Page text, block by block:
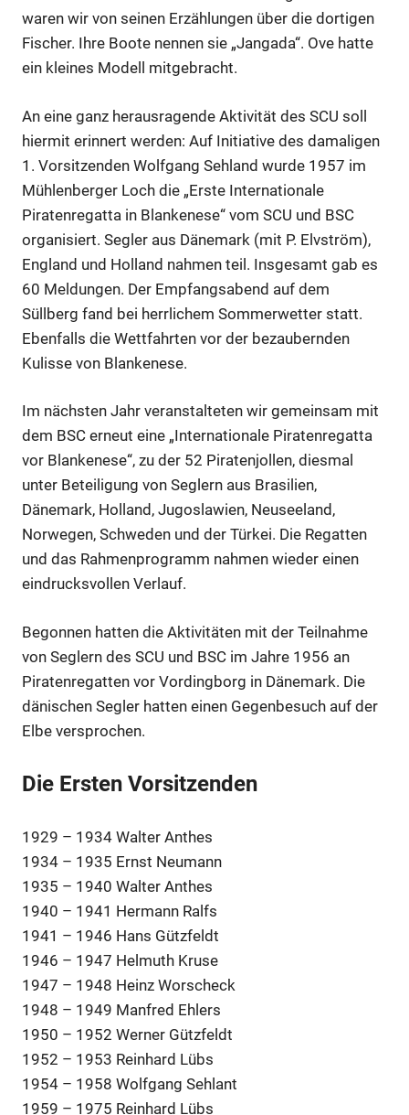
waren wir von seinen Erzählungen über die dortigen
Fischer. Ihre Boote nennen sie „Jangada“. Ove hatte
ein kleines Modell mitgebracht.
An eine ganz herausragende Aktivität des SCU soll
hiermit erinnert werden: Auf Initiative des damaligen
1. Vorsitzenden Wolfgang Sehland wurde 1957 im
Mühlenberger Loch die „Erste Internationale
Piratenregatta in Blankenese“ vom SCU und BSC
organisiert. Segler aus Dänemark (mit P. Elvström),
England und Holland nahmen teil. Insgesamt gab es
60 Meldungen. Der Empfangsabend auf dem
Süllberg fand bei herrlichem Sommerwetter statt.
Ebenfalls die Wettfahrten vor der bezaubernden
Kulisse von Blankenese.
Im nächsten Jahr veranstalteten wir gemeinsam mit
dem BSC erneut eine „Internationale Piratenregatta
vor Blankenese“, zu der 52 Piratenjollen, diesmal
unter Beteiligung von Seglern aus Brasilien,
Dänemark, Holland, Jugoslawien, Neuseeland,
Norwegen, Schweden und der Türkei. Die Regatten
und das Rahmenprogramm nahmen wieder einen
eindrucksvollen Verlauf.
Begonnen hatten die Aktivitäten mit der Teilnahme
von Seglern des SCU und BSC im Jahre 1956 an
Piratenregatten vor Vordingborg in Dänemark. Die
dänischen Segler hatten einen Gegenbesuch auf der
Elbe versprochen.
Die Ersten Vorsitzenden
1929 – 1934 Walter Anthes
1934 – 1935 Ernst Neumann
1935 – 1940 Walter Anthes
1940 – 1941 Hermann Ralfs
1941 – 1946 Hans Gützfeldt
1946 – 1947 Helmuth Kruse
1947 – 1948 Heinz Worscheck
1948 – 1949 Manfred Ehlers
1950 – 1952 Werner Gützfeldt
1952 – 1953 Reinhard Lübs
1954 – 1958 Wolfgang Sehlant
1959 – 1975 Reinhard Lübs